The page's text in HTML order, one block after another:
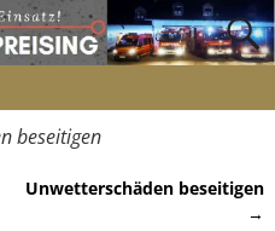
beseitigen
Unwetterschäden beseitigen
→